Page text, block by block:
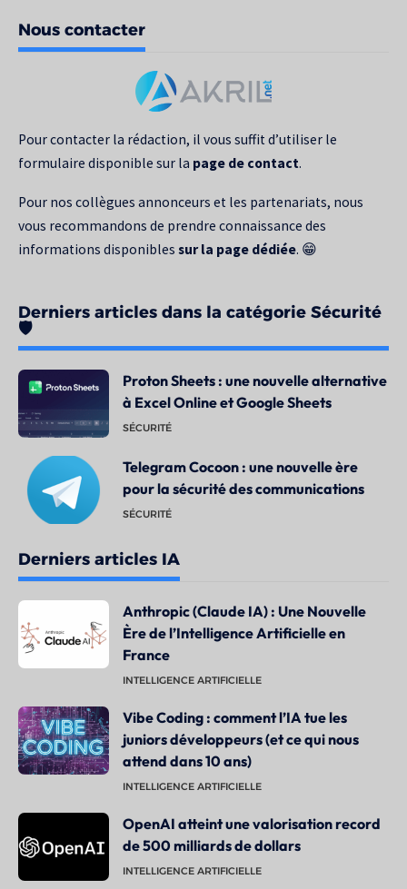
votre
recherche
Nous contacter
Pour contacter la rédaction, il vous suffit d’utiliser le
formulaire disponible sur la page de contact.
Pour nos collègues annonceurs et les partenariats, nous
vous recommandons de prendre connaissance des
informations disponibles sur la page dédiée. 😁
Derniers articles dans la catégorie Sécurité
🛡️
Proton Sheets : une nouvelle alternative
à Excel Online et Google Sheets
SÉCURITÉ
Telegram Cocoon : une nouvelle ère
pour la sécurité des communications
SÉCURITÉ
Derniers articles IA
Anthropic (Claude IA) : Une Nouvelle
Ère de l’Intelligence Artificielle en
France
INTELLIGENCE ARTIFICIELLE
Vibe Coding : comment l’IA tue les
juniors développeurs (et ce qui nous
attend dans 10 ans)
INTELLIGENCE ARTIFICIELLE
OpenAI atteint une valorisation record
de 500 milliards de dollars
INTELLIGENCE ARTIFICIELLE